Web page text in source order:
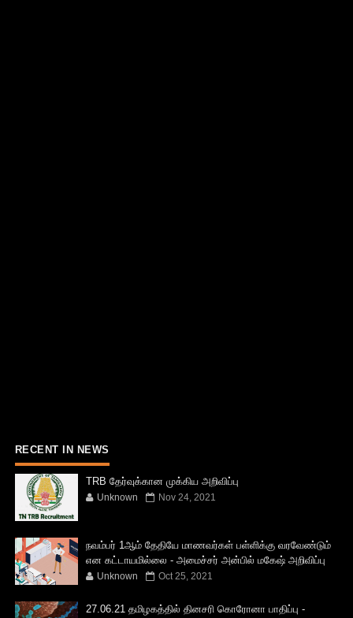
RECENT IN NEWS
TRB தேர்வுக்கான முக்கிய அறிவிப்பு
Unknown Nov 24, 2021
நவம்பர் 1ஆம் தேதியே மாணவர்கள் பள்ளிக்கு வரவேண்டும்
என கட்டாயமில்லை - அமைச்சர் அன்பில் மகேஷ் அறிவிப்பு
Unknown Oct 25, 2021
27.06.21 தமிழகத்தில் தினசரி கொரோனா பாதிப்பு -